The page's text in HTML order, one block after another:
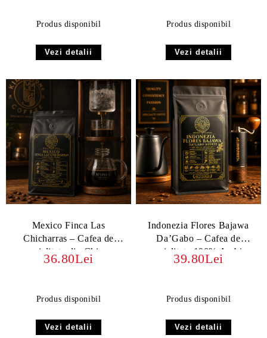
Produs disponibil
Vezi detalii
Produs disponibil
Vezi detalii
Mexico Finca Las
Chicharras – Cafea de
specialitate din Chiapas
36.80Lei
Produs disponibil
Vezi detalii
Indonezia Flores Bajawa
Da’Gabo – Cafea de
specialitate 100% Arabica
39.80Lei
Produs disponibil
Vezi detalii